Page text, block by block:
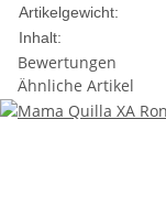
Artikelgewicht:
Inhalt:
Bewertungen
Ähnliche Artikel